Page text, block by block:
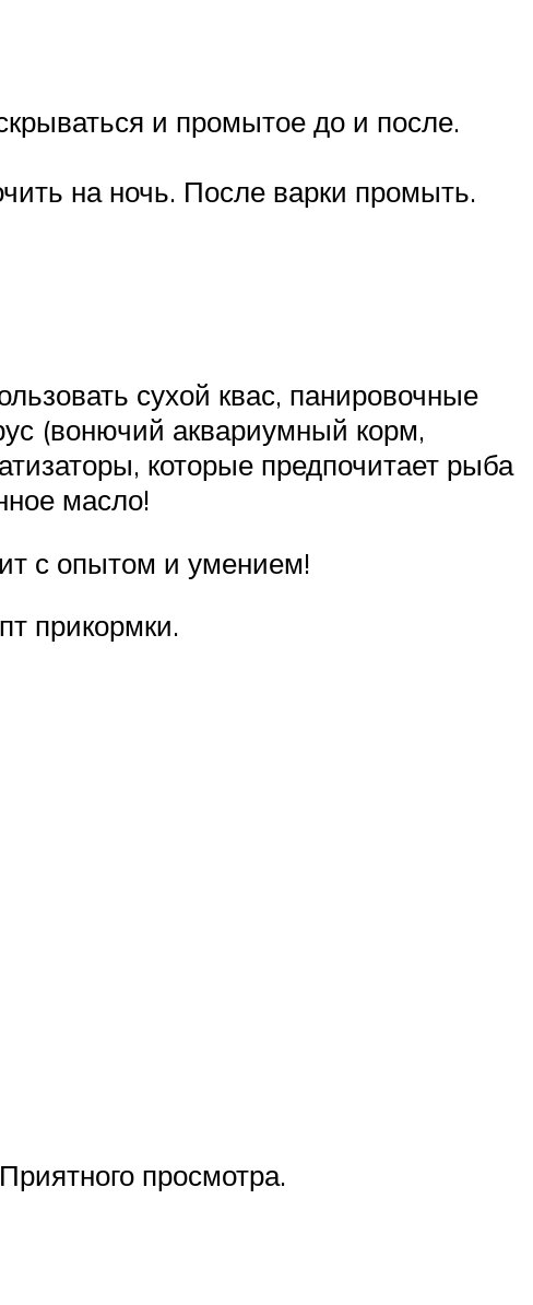
и промытое до и после.
на ночь. После варки промыть.
сухой квас, панировочные
(вонючий аквариумный корм,
которые предпочитает рыба
масло!
с опытом и умением!
прикормки.
просмотра.